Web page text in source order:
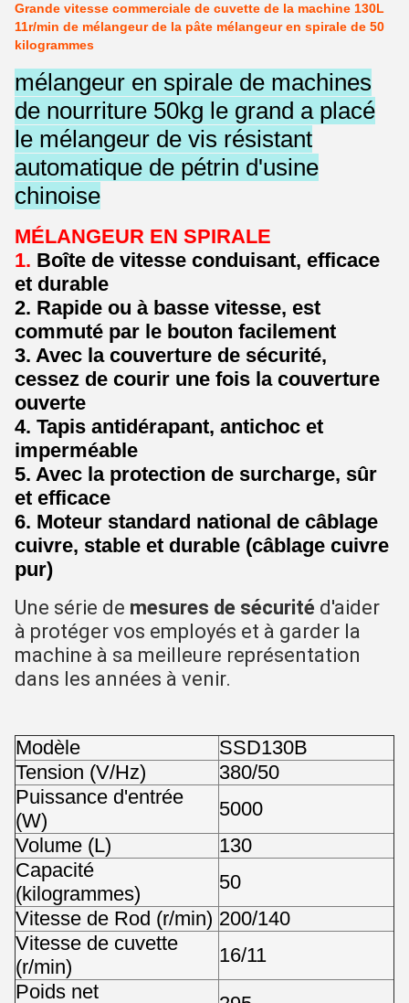
Grande vitesse commerciale de cuvette de la machine 130L
11r/min de mélangeur de la pâte mélangeur en spirale de 50
kilogrammes
mélangeur en spirale de machines
de nourriture 50kg le grand a placé
le mélangeur de vis résistant
automatique de pétrin d'usine
chinoise
MÉLANGEUR EN SPIRALE
1. Boîte de vitesse conduisant, efficace
et durable
2. Rapide ou à basse vitesse, est
commuté par le bouton facilement
3. Avec la couverture de sécurité,
cessez de courir une fois la couverture
ouverte
4. Tapis antidérapant, antichoc et
imperméable
5. Avec la protection de surcharge, sûr
et efficace
6. Moteur standard national de câblage
cuivre, stable et durable (câblage cuivre
pur)
Une série de mesures de sécurité d'aider
à protéger vos employés et à garder la
machine à sa meilleure représentation
dans les années à venir.
Modèle
SSD130B
Tension (V/Hz)
380/50
Puissance d'entrée
(W)
5000
Volume (L)
130
Capacité
(kilogrammes)
50
Vitesse de Rod (r/min) 200/140
Vitesse de cuvette
(r/min)
16/11
Poids net